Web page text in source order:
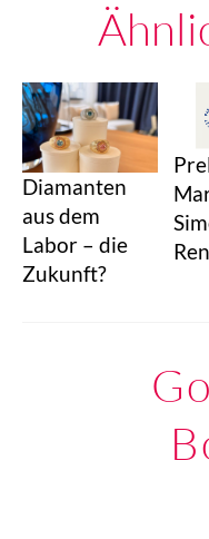
Diamanten
aus dem
Labor – die
Zukunft?